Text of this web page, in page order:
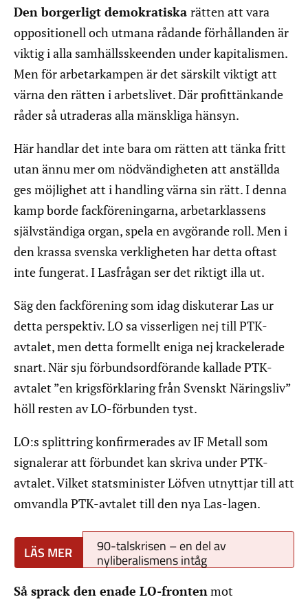
Den borgerligt demokratiska rätten att vara
oppositionell och utmana rådande förhållanden är
viktig i alla samhällsskeenden under kapitalismen.
Men för arbetarkampen är det särskilt viktigt att
värna den rätten i arbetslivet. Där profittänkande
råder så utraderas alla mänskliga hänsyn.
Här handlar det inte bara om rätten att tänka fritt
utan ännu mer om nödvändigheten att anställda
ges möjlighet att i handling värna sin rätt. I denna
kamp borde fackföreningarna, arbetarklassens
självständiga organ, spela en avgörande roll. Men i
den krassa svenska verkligheten har detta oftast
inte fungerat. I Lasfrågan ser det riktigt illa ut.
Säg den fackförening som idag diskuterar Las ur
detta perspektiv. LO sa visserligen nej till PTK-
avtalet, men detta formellt eniga nej krackelerade
snart. När sju förbundsordförande kallade PTK-
avtalet ”en krigsförklaring från Svenskt Näringsliv”
höll resten av LO-förbunden tyst.
LO:s splittring konfirmerades av IF Metall som
signalerar att förbundet kan skriva under PTK-
avtalet. Vilket statsminister Löfven utnyttjar till att
omvandla PTK-avtalet till den nya Las-lagen.
90-talskrisen – en del av
nyliberalismens intåg
Så sprack den enade LO-frontenmot